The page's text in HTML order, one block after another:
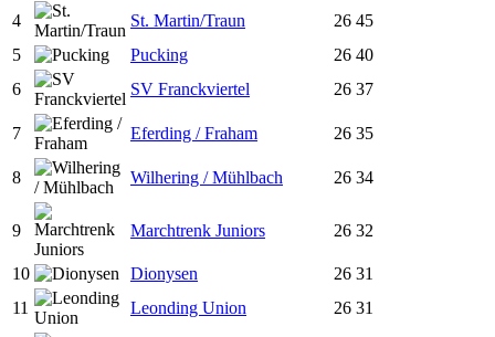
4 St. Martin/Traun 26 45
5
Pucking 26 40
6
SV Franckviertel 26 37
7 Eferding / Fraham 26 35
8 Wilhering / Mühlbach 26 34
9 Marchtrenk Juniors 26 32
10 Dionysen 26 31
11
Leonding Union 26 31